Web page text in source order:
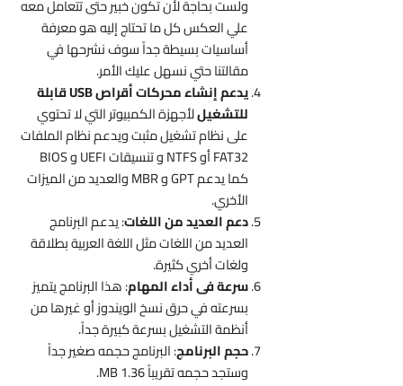
ولست بحاجة لأن تكون خبير حتى تتعامل معه
علي العكس كل ما تحتاج إليه هو معرفة
أساسيات بسيطة جداً سوف نشرحها في
مقالتنا حتي نسهل عليك الأمر.
يدعم إنشاء محركات أقراص USB قابلة
للتشغيللأجهزة الكمبيوتر التي لا تحتوي
على نظام تشغيل مثبت ويدعم نظام الملفات
FAT32 أو NTFS و تنسيقات UEFI و BIOS
كما يدعم GPT و MBR والعديد من الميزات
الأخري.
دعم العديد من اللغات: يدعم البرنامج
العديد من اللغات مثل اللغة العربية بطلاقة
ولغات أخري كثيرة.
سرعة فى أداء المهام: هذا البرنامج يتميز
بسرعته في حرق نسخ الويندوز أو غيرها من
أنظمة التشغيل بسرعة كبيرة جداً.
حجمالبرنامج: البرنامج حجمه صغير جداً
وستجد حجمه تقريباً 1.36 MB.